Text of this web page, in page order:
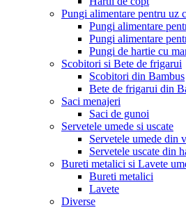
Pungi alimentare pentru uz
Pungi alimentare
Pungi alimentare
Pungi de hartie cu
Scobitori si Bete de frigarui
Scobitori din Bambus
Bete de frigarui din
Saci menajeri
Saci de gunoi
Servetele umede si uscate
Servetele umede din
Servetele uscate din
Bureti metalici si Lavete
Bureti metalici
Lavete
Diverse